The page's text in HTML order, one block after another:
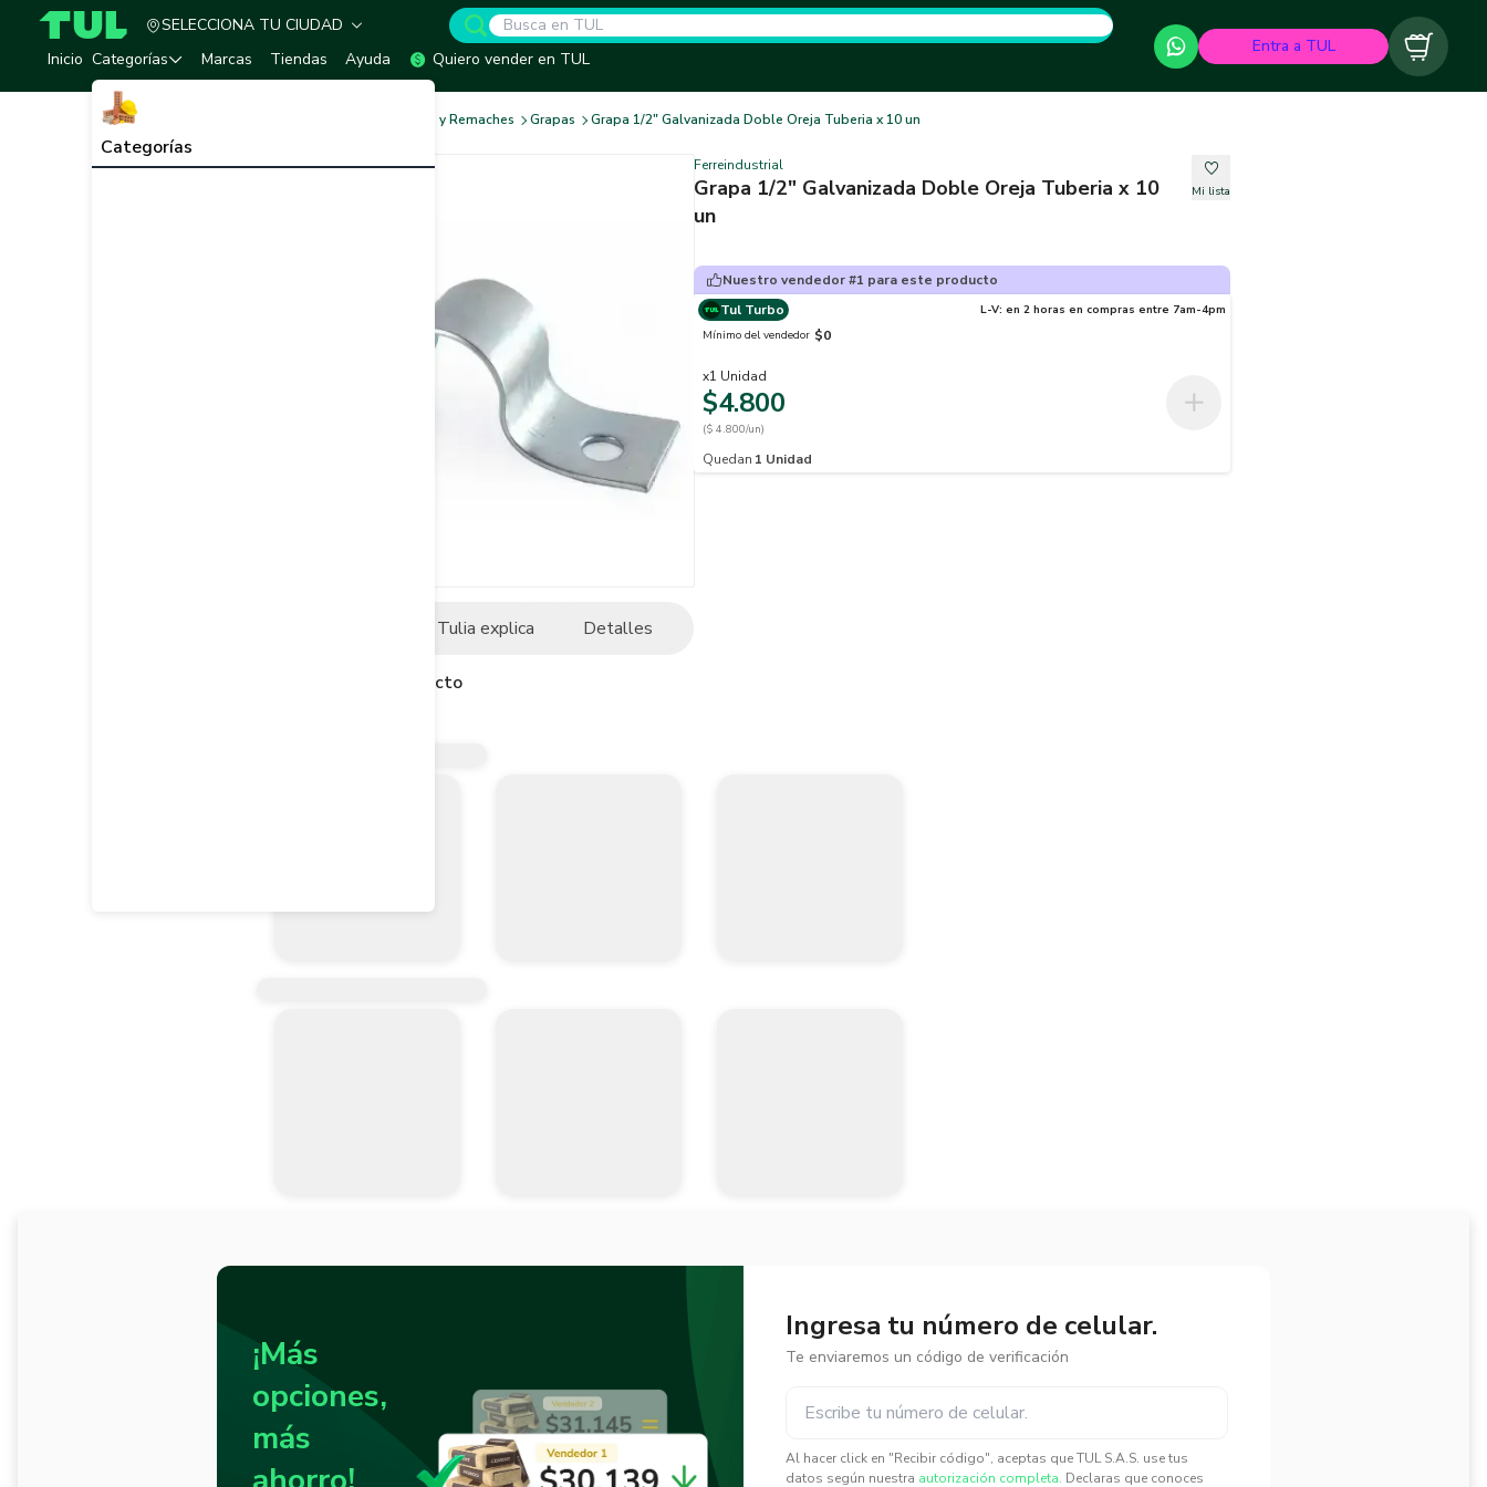
TUL - Tu Marketplace de Construcción
SELECCIONA TU CIUDAD
Inicio Categorías
Categorías
Marcas Tiendas Ayuda Quiero vender en TUL
Entra a TUL Carrito
Clavos, Puntillas y Remaches Grapas Grapa 1/2" Galvanizada Doble Oreja Tuberia x 10 un
Tulia explica Detalles
Descripción del producto
Ferreindustrial
Grapa 1/2" Galvanizada Doble Oreja Tuberia x 10
un
Mi lista
Nuestro vendedor #1 para este producto
Tul Turbo
L-V: en 2 horas en compras entre 7am-4pm
Mínimo del vendedor $0
x1 Unidad
$4.800
($ 4.800/un)
Quedan 1 Unidad
¡Más
opciones,
más
Ingresa tu número de celular.
Te enviaremos un código de verificación
Al hacer click en "Recibir código", aceptas que TUL S.A.S. use tus
datos según nuestra autorización completa. Declaras que conoces